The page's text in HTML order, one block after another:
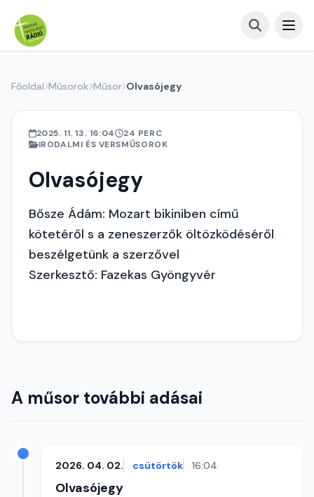
Főoldal Műsorok Műsor Olvasójegy
2025. 11. 13. 16:04
24 PERC
IRODALMI ÉS VERSMŰSOROK
Olvasójegy
Bősze Ádám: Mozart bikiniben című
kötetéről s a zeneszerzők öltözködéséről
beszélgetünk a szerzővel
Szerkesztő: Fazekas Gyöngyvér
A műsor további adásai
2026. 04. 02. csütörtök 16:04
Olvasójegy